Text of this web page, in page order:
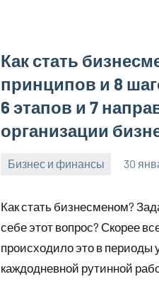
Как стать
принципов и 8
6 этапов и 7
организации
Бизнес и финансы 30
stroyotdelde
Как стать бизнесменом?
себе этот вопрос? Скорее
происходило это в периоды
каждодневной рутинной